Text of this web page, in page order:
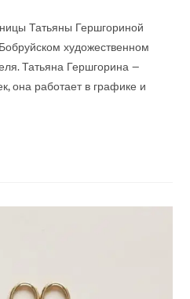
Татьяны Гершгориной
художественном
Татьяна Гершгорина —
она работает в графике и